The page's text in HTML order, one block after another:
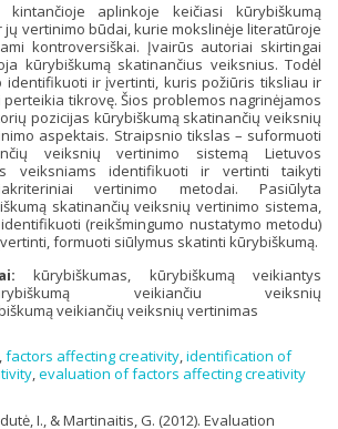
kintančioje aplinkoje keičiasi kūrybiškumą
vertinimo būdai, kurie mokslinėje literatūroje
kontroversiškai. Įvairūs autoriai skirtingai
kūrybiškumą skatinančius veiksnius. Todėl
identifikuoti ir įvertinti, kuris požiūris tiksliau ir
tikrovę. Šios problemos nagrinėjamos
pozicijas kūrybiškumą skatinančių veiksnių
aspektais. Straipsnio tikslas – suformuoti
veiksnių vertinimo sistemą Lietuvos
veiksniams identifikuoti ir vertinti taikyti
vertinimo metodai. Pasiūlyta
skatinančių veiksnių vertinimo sistema,
(reikšmingumo nustatymo metodu)
formuoti siūlymus skatinti kūrybiškumą.
kūrybiškumas, kūrybiškumą veikiantys
veikiančiu veiksnių
veikiančių veiksnių vertinimas
,factors affecting creativity,identification of
,evaluation of factors affecting creativity
I., & Martinaitis, G. (2012). Evaluation